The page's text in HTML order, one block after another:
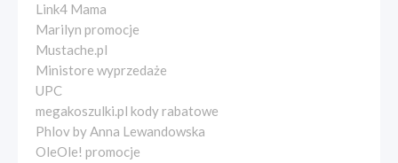
Link4 Mama
Marilyn promocje
Mustache.pl
Ministore wyprzedaże
UPC
megakoszulki.pl kody rabatowe
Phlov by Anna Lewandowska
OleOle! promocje